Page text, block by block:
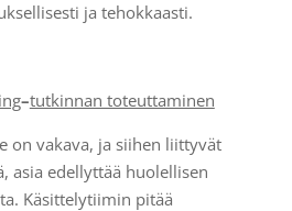
ja tehokkaasti.
–tutkinnan toteuttaminen
on vakava, ja siihen liittyvät
asia edellyttää huolellisen
Käsittelytiimin pitää